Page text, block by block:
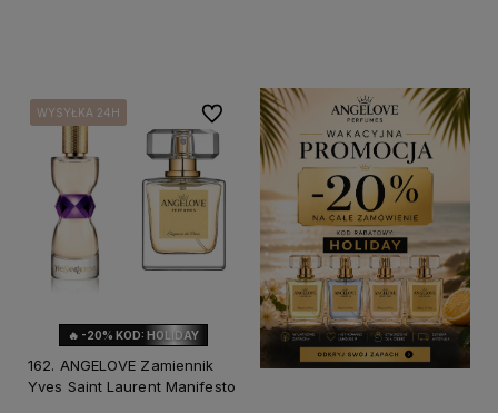
🔥 -20% KOD: HOLIDAY
WYSYŁKA 24H
WYSYŁKA 24H
WYSYŁKA 24H
WYSYŁKA 24H
162. ANGELOVE Zamiennik
Yves Saint Laurent Manifesto
Do ulubionych